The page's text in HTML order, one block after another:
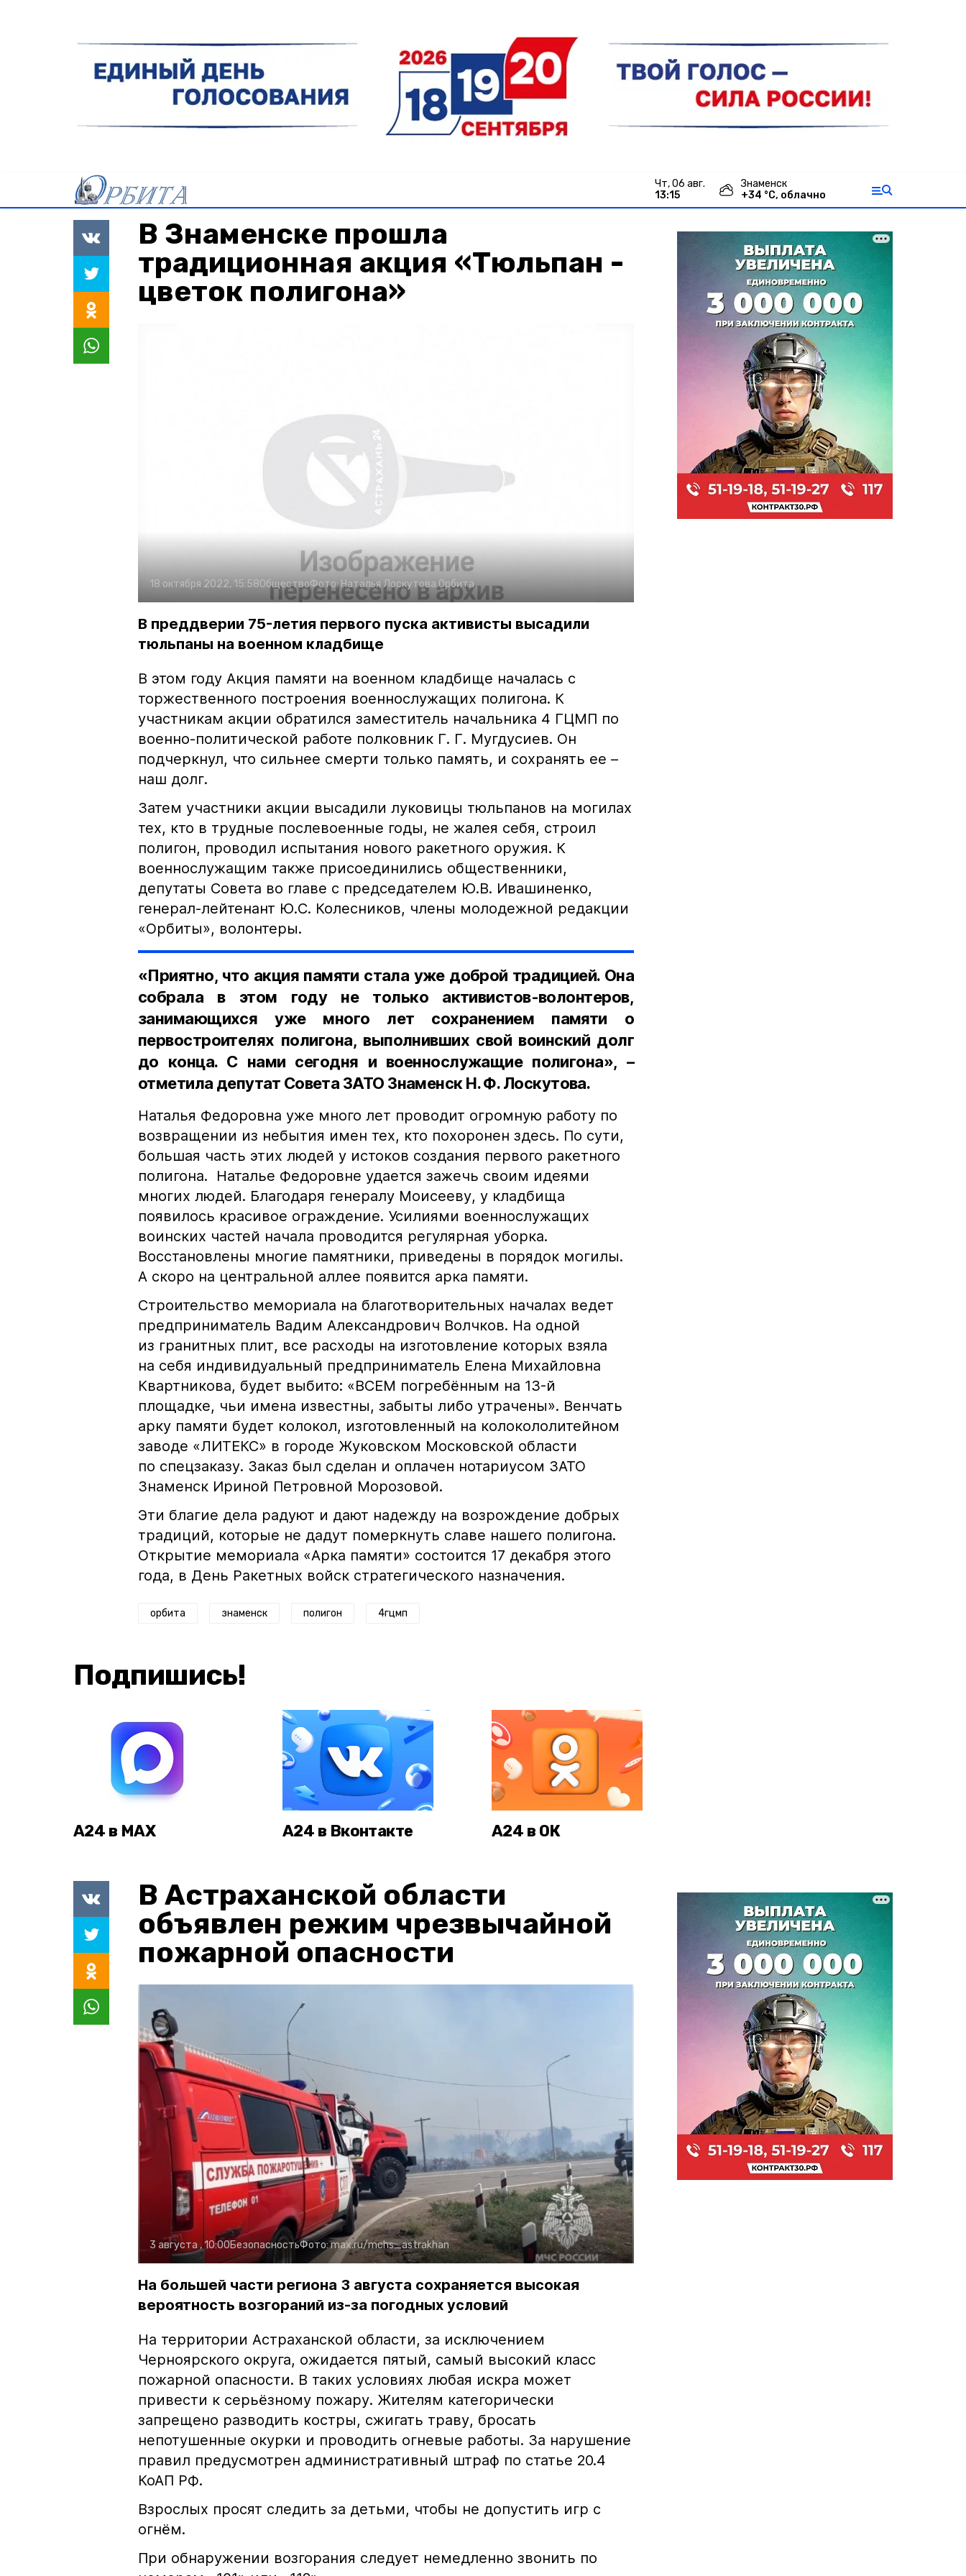
чт, 06 авг.
13:15
Знаменск
+34 °С, облачно
В Знаменске прошла
традиционная акция «Тюльпан -
цветок полигона»
18 октября 2022, 15:58ОбществоФото: Наталья Лоскутова Орбита
В преддверии 75-летия первого пуска активисты высадили
тюльпаны на военном кладбище
В этом году Акция памяти на военном кладбище началась с
торжественного построения военнослужащих полигона. К
участникам акции обратился заместитель начальника 4 ГЦМП по
военно-политической работе полковник Г. Г. Мугдусиев. Он
подчеркнул, что сильнее смерти только память, и сохранять ее –
наш долг.
Затем участники акции высадили луковицы тюльпанов на могилах
тех, кто в трудные послевоенные годы, не жалея себя, строил
полигон, проводил испытания нового ракетного оружия. К
военнослужащим также присоединились общественники,
депутаты Совета во главе с председателем Ю.В. Ивашиненко,
генерал-лейтенант Ю.С. Колесников, члены молодежной редакции
«Орбиты», волонтеры.
«Приятно, что акция памяти стала уже доброй традицией. Она
собрала в этом году не только активистов-волонтеров,
занимающихся уже много лет сохранением памяти о
первостроителях полигона, выполнивших свой воинский долг
до конца. С нами сегодня и военнослужащие полигона», –
отметила депутат Совета ЗАТО Знаменск Н. Ф. Лоскутова.
Наталья Федоровна уже много лет проводит огромную работу по
возвращении из небытия имен тех, кто похоронен здесь. По сути,
большая часть этих людей у истоков создания первого ракетного
полигона. Наталье Федоровне удается зажечь своим идеями
многих людей. Благодаря генералу Моисееву, у кладбища
появилось красивое ограждение. Усилиями военнослужащих
воинских частей начала проводится регулярная уборка.
Восстановлены многие памятники, приведены в порядок могилы.
А скоро на центральной аллее появится арка памяти.
Строительство мемориала на благотворительных началах ведет
предприниматель Вадим Александрович Волчков. На одной
из гранитных плит, все расходы на изготовление которых взяла
на себя индивидуальный предприниматель Елена Михайловна
Квартникова, будет выбито: «ВСЕМ погребённым на 13-й
площадке, чьи имена известны, забыты либо утрачены». Венчать
арку памяти будет колокол, изготовленный на колокололитейном
заводе «ЛИТЕКС» в городе Жуковском Московской области
по спецзаказу. Заказ был сделан и оплачен нотариусом ЗАТО
Знаменск Ириной Петровной Морозовой.
Эти благие дела радуют и дают надежду на возрождение добрых
традиций, которые не дадут померкнуть славе нашего полигона.
Открытие мемориала «Арка памяти» состоится 17 декабря этого
года, в День Ракетных войск стратегического назначения.
орбита знаменск полигон 4гцмп
Подпишись!
А24 в MAX А24 в Вконтакте А24 в ОК
В Астраханской области
объявлен режим чрезвычайной
пожарной опасности
3 августа , 10:00БезопасностьФото:max.ru/mchs_astrakhan
На большей части региона 3 августа сохраняется высокая
вероятность возгораний из-за погодных условий
На территории Астраханской области, за исключением
Черноярского округа, ожидается пятый, самый высокий класс
пожарной опасности. В таких условиях любая искра может
привести к серьёзному пожару. Жителям категорически
запрещено разводить костры, сжигать траву, бросать
непотушенные окурки и проводить огневые работы. За нарушение
правил предусмотрен административный штраф по статье 20.4
КоАП РФ.
Взрослых просят следить за детьми, чтобы не допустить игр с
огнём.
При обнаружении возгорания следует немедленно звонить по